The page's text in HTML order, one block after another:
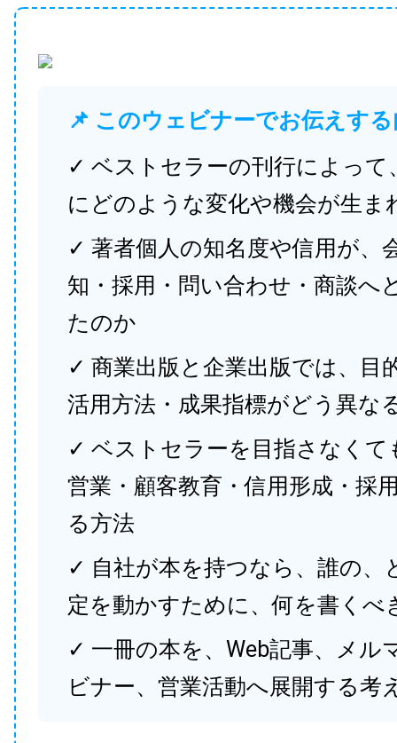
📌 このウェビナーでお伝えす
✓ ベストセラーの刊行によって
にどのような変化や機会が生ま
✓ 著者個人の知名度や信用が、
知・採用・問い合わせ・商談へ
たのか
✓ 商業出版と企業出版では、目
活用方法・成果指標がどう異な
✓ ベストセラーを目指さなくて
営業・顧客教育・信用形成・採
る方法
✓ 自社が本を持つなら、誰の、
定を動かすために、何を書くべ
✓ 一冊の本を、Web記事、メル
ビナー、営業活動へ展開する考